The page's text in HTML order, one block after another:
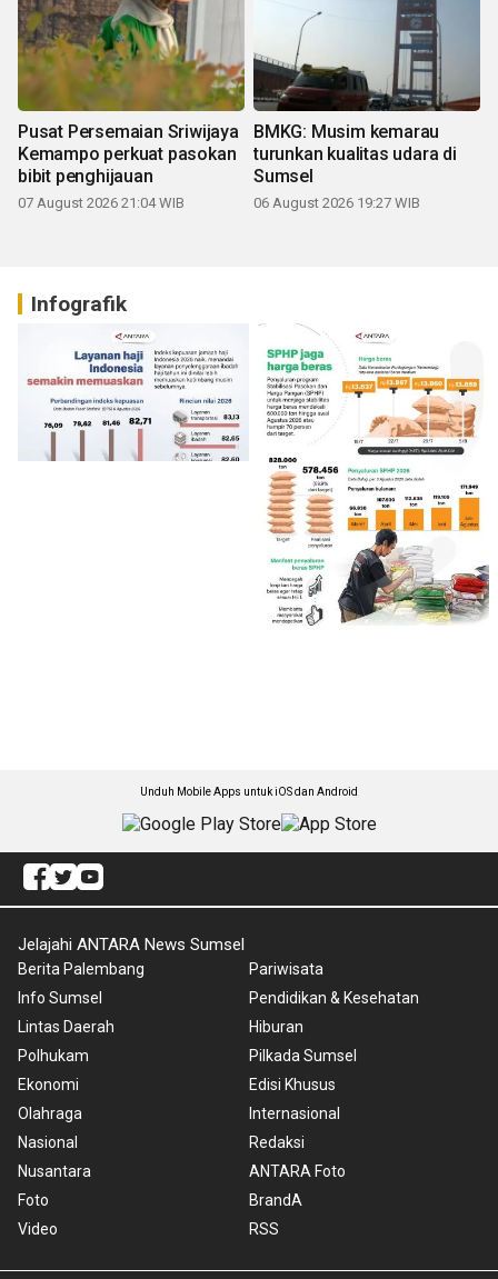
Pusat Persemaian Sriwijaya
Kemampo perkuat pasokan
bibit penghijauan
07 August 2026 21:04 WIB
BMKG: Musim kemarau
turunkan kualitas udara di
Sumsel
06 August 2026 19:27 WIB
Infografik
Unduh Mobile Apps untuk iOS dan Android
Jelajahi ANTARA News Sumsel
Berita Palembang
Info Sumsel
Lintas Daerah
Polhukam
Ekonomi
Olahraga
Nasional
Nusantara
Foto
Video
Pariwisata
Pendidikan & Kesehatan
Hiburan
Pilkada Sumsel
Edisi Khusus
Internasional
Redaksi
ANTARA Foto
BrandA
RSS